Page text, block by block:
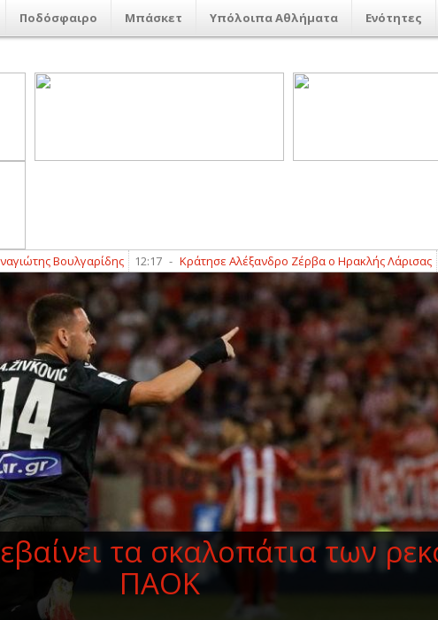
Ποδόσφαιρο Μπάσκετ Υπόλοιπα Αθλήματα Ενότητες
Βουλγαρίδης 12:17 Κράτησε Αλέξανδρο Ζέρβα ο Ηρακλής Λάρισας 12:08
τα σκαλοπάτια των
ΠΑΟΚ